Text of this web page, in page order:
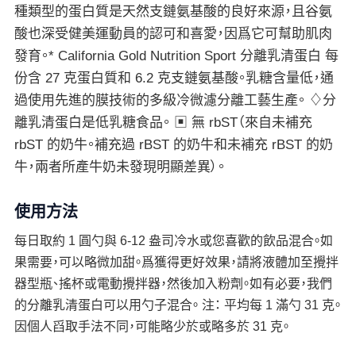
種類型的蛋白質是天然支鏈氨基酸的良好來源，且谷氨
酸也深受健美運動員的認可和喜愛，因爲它可幫助肌肉
發育。* California Gold Nutrition Sport 分離乳清蛋白 每
份含 27 克蛋白質和 6.2 克支鏈氨基酸。乳糖含量低，通
過使用先進的膜技術的多級冷微濾分離工藝生產。 ♢分
離乳清蛋白是低乳糖食品。 ▣ 無 rbST（來自未補充
rbST 的奶牛。補充過 rBST 的奶牛和未補充 rBST 的奶
牛，兩者所產牛奶未發現明顯差異）。
使用方法
每日取約 1 圓勺與 6-12 盎司冷水或您喜歡的飲品混合。如
果需要，可以略微加甜。爲獲得更好效果，請將液體加至攪拌
器型瓶、搖杯或電動攪拌器，然後加入粉劑。如有必要，我們
的分離乳清蛋白可以用勺子混合。 注： 平均每 1 滿勺 31 克。
因個人舀取手法不同，可能略少於或略多於 31 克。